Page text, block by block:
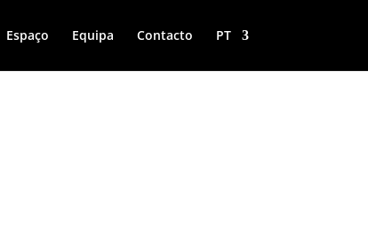
Espaço Equipa Contacto PT